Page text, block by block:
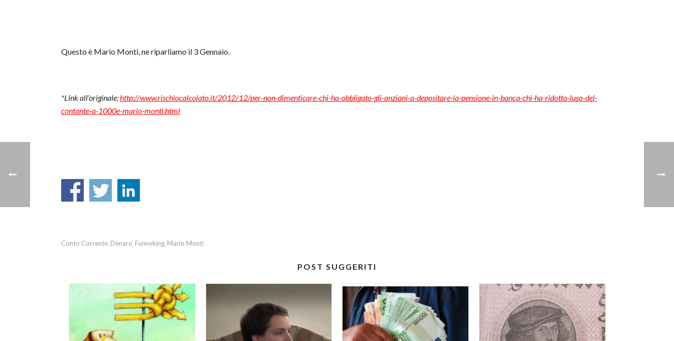
Questo è Mario Monti, ne riparliamo il 3 Gennaio.
*Link all’originale:http://www.rischiocalcolato.it/2012/12/per-non-dimenticare-chi-ha-obbligato-gli-anziani-a-depositare-la-pensione-in-banca-chi-ha-ridotto-luso-del-
contante-a-1000e-mario-monti.html
Conto Corrente, Denaro, Funnyking, Mario Monti
POST SUGGERITI